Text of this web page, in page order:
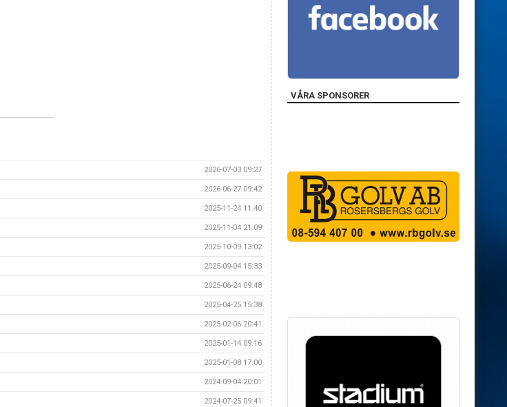
2026-07-03 09:27
2026-06-27 09:42
2025-11-24 11:40
2025-11-04 21:09
2025-10-09 13:02
2025-09-04 15:33
2025-06-24 09:48
2025-04-25 15:38
2025-02-06 20:41
2025-01-14 09:16
2025-01-08 17:00
2024-09-04 20:01
2024-07-25 09:41
VÅRA SPONSORER